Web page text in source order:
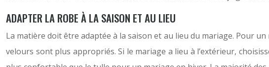
ADAPTER LA ROBE À LA SAISON ET AU LIEU
La matière doit être adaptée à la saison et au lieu du mariage. Pour
velours sont plus appropriés. Si le mariage a lieu à l’extérieur,